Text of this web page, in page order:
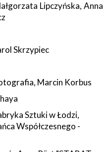
Lipczyńska, Anna
Skrzypiec
Marcin Korbus
Sztuki w Łodzi,
Współczesnego -